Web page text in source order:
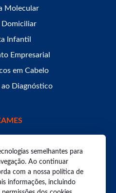
Molecular
Domiciliar
Infantil
Empresarial
em Cabelo
Diagnóstico
Laboratório Bom Pastor
semelhantes para
Ao continuar
com a nossa política de
informações, incluindo